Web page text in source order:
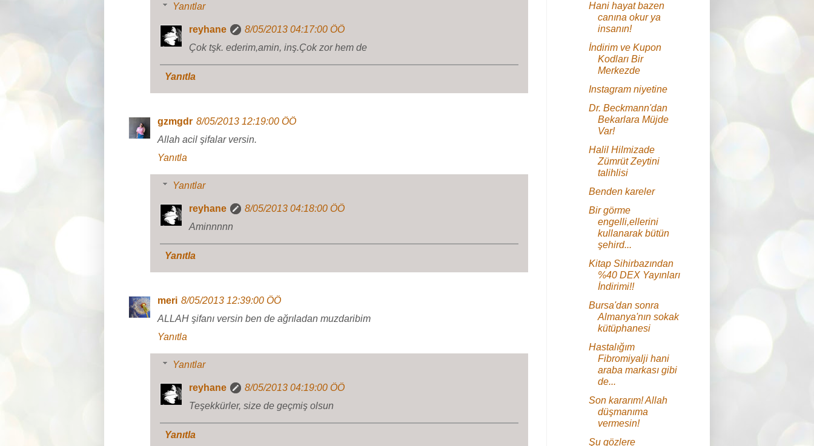
Yanıtlar
reyhane
8/05/2013 04:17:00 ÖÖ
Çok tşk. ederim,amin, inş.Çok zor hem de
Yanıtla
gzmgdr 8/05/2013 12:19:00 ÖÖ
Allah acil şifalar versin.
Yanıtla
Yanıtlar
reyhane
8/05/2013 04:18:00 ÖÖ
Aminnnnn
Yanıtla
meri 8/05/2013 12:39:00 ÖÖ
ALLAH şifanı versin ben de ağrıladan muzdaribim
Yanıtla
Yanıtlar
reyhane
8/05/2013 04:19:00 ÖÖ
Teşekkürler, size de geçmiş olsun
Yanıtla
Hani hayat bazen
canına okur ya
insanın!
İndirim ve Kupon
Kodları Bir
Merkezde
Instagram niyetine
Dr. Beckmann'dan
Bekarlara Müjde
Var!
Halil Hilmizade
Zümrüt Zeytini
talihlisi
Benden kareler
Bir görme
engelli,ellerini
kullanarak bütün
şehird...
Kitap Sihirbazından
%40 DEX Yayınları
İndirimi!!
Bursa'dan sonra
Almanya'nın sokak
kütüphanesi
Hastalığım
Fibromiyalji hani
araba markası gibi
de...
Son kararım! Allah
düşmanıma
vermesin!
Şu gözlere